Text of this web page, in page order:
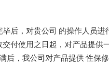
毕后，对贵公司 的操作人员
交付使用之日起，对产品提供
后，我公司对产品提供 性保